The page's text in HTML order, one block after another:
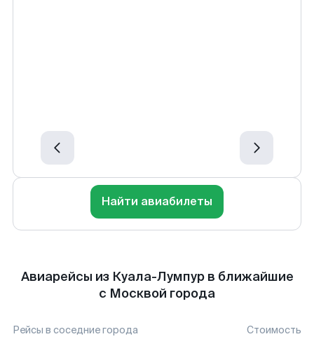
Найти авиабилеты
Авиарейсы из Куала-Лумпур в ближайшие
с Москвой города
Рейсы в соседние города Стоимость